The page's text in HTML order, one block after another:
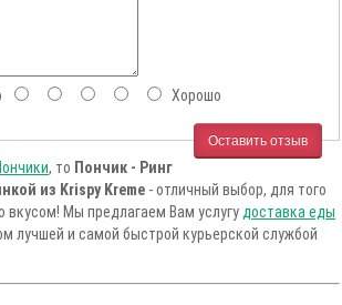
Хорошо
Оставить отзыв
, то Пончик - Ринг
из Krispy Kreme - отличный выбор, для того
вкусом! Мы предлагаем Вам услугу доставка еды
лучшей и самой быстрой курьерской службой